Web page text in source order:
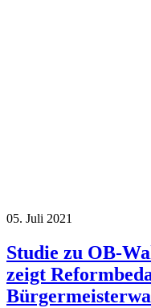
05. Juli 2021
Studie zu OB-
zeigt